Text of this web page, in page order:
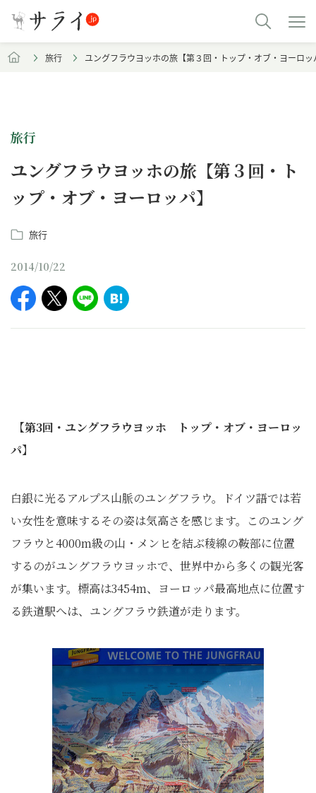
旅行 ユングフラウヨッホの旅【第３回・トップ・オブ・ヨーロッ
旅行
ユングフラウヨッホの旅【第３回・ト
ップ・オブ・ヨーロッパ】
旅行
2014/10/22
【第3回・ユングフラウヨッホ トップ・オブ・ヨーロッ
パ】
白銀に光るアルプス山脈のユングフラウ。ドイツ語では若
い女性を意味するその姿は気高さを感じます。このユング
フラウと4000m級の山・メンヒを結ぶ稜線の鞍部に位置
するのがユングフラウヨッホで、世界中から多くの観光客
が集います。標高は3454m、ヨーロッパ最高地点に位置す
る鉄道駅へは、ユングフラウ鉄道が走ります。